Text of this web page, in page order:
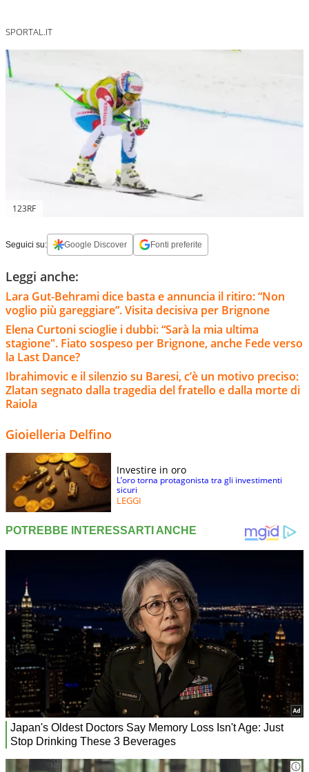
SPORTAL.IT
123RF
Seguici su: Google Discover Fonti preferite
Leggi anche:
Lara Gut-Behrami dice basta e annuncia il ritiro: “Non
voglio più gareggiare”. Visita decisiva per Brignone
Elena Curtoni scioglie i dubbi: “Sarà la mia ultima
stagione". Fiato sospeso per Brignone, anche Fede verso
la Last Dance?
Ibrahimovic e il silenzio su Baresi, c’è un motivo preciso:
Zlatan segnato dalla tragedia del fratello e dalla morte di
Raiola
Gioielleria Delfino
Investire in oro
L’oro torna protagonista tra gli investimenti
sicuri
LEGGI